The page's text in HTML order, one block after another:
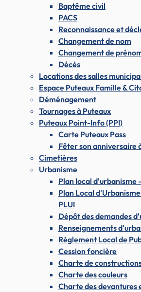
Baptême civil
PACS
Reconnaissance et
Changement de nom
Changement de
Décès
Locations des salles
Espace Puteaux Famille &
Déménagement
Tournages à Puteaux
Puteaux Point-Info (PPI)
Carte Puteaux Pass
Fêter son anniversaire
Cimetières
Urbanisme
Plan local d'urbanisme
Plan Local
PLUI
Dépôt des demandes
Renseignements
Règlement Local de
Cession foncière
Charte de
Charte des couleurs
Charte des devantures